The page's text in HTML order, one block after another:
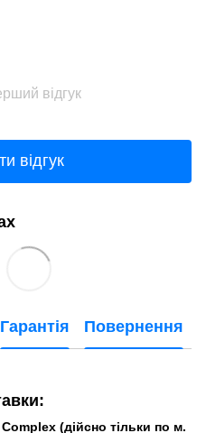
відгук
відгук
Гарантія Повернення
(дійсно тільки по м.